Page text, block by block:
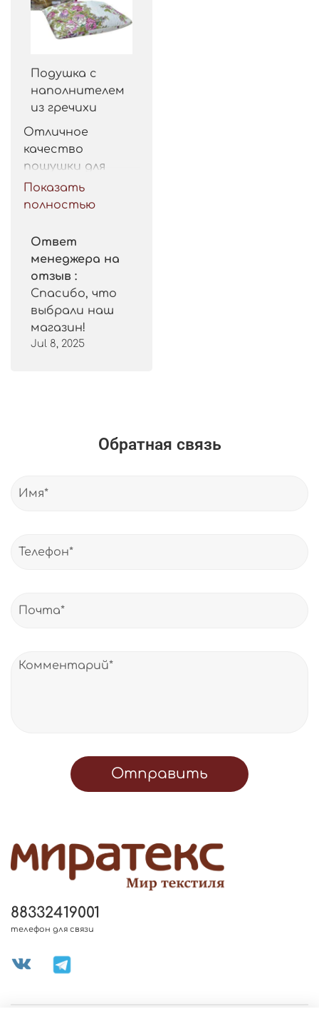
Подушка с
наполнителем
из гречихи
Отличное
качество
пошушки для
такой цены.
Рекомендую.
Показать
полностью
Ответ
менеджера на
отзыв :
Спасибо, что
выбрали наш
магазин!
Jul 8, 2025
Обратная связь
Отправить
88332419001
телефон для связи